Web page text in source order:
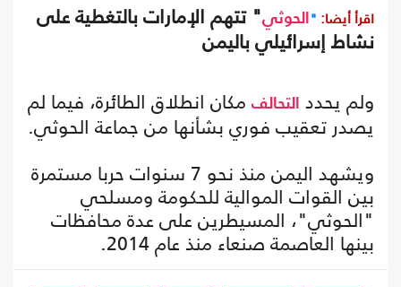
اقرأ أيضا: " الحوثي" تتهم الإمارات بالتغطية على
نشاط إسرائيلي باليمن
ولم يحدد التحالف مكان انطلاق الطائرة، فيما لم
يصدر تعقيب فوري بشأنها من جماعة الحوثي.
ويشهد اليمن منذ نحو 7 سنوات حربا مستمرة
بين القوات الموالية للحكومة ومسلحي
"الحوثي"، المسيطرين على عدة محافظات
بينها العاصمة صنعاء منذ عام 2014.